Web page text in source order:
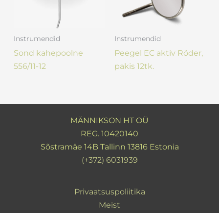
Instrumendid
Sond kahepoolne
556/11-12
Instrumendid
Peegel EC aktiv Röder,
pakis 12tk.
MÄNNIKSON HT OÜ
REG. 10420140
Sõstramäe 14B Tallinn 13816 Estonia
(+372) 6031939
Privaatsuspoliitika
Meist